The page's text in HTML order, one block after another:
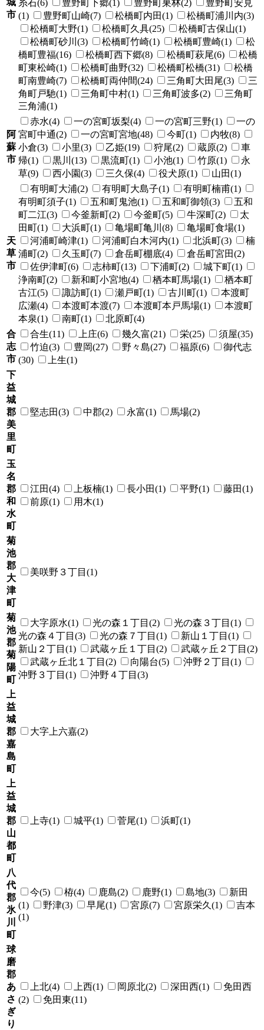
市
糸石(6) 豊野町下郷(1) 豊野町巣林(2)
豊野町安見
(1)
豊野町山崎(7) 松橋町内田(1)
松橋町浦川内(3)
松橋町大野(1)
松橋町久具(25)
松橋町古保山(1)
松橋町砂川(3)
松橋町竹崎(1) 松橋町豊崎(1)
松
橋町豊福(16)
松橋町西下郷(8) 松橋町萩尾(6)
松橋
町東松崎(1)
松橋町曲野(32) 松橋町松橋(31)
松橋
町南豊崎(7)
松橋町両仲間(24) 三角町大田尾(3)
三
角町戸馳(1)
三角町中村(1) 三角町波多(2)
三角町
三角浦(1)
阿
蘇
市
赤水(4) 一の宮町坂梨(4) 一の宮町三野(1)
一の
宮町中通(2)
一の宮町宮地(48) 今町(1)
内牧(8)
小倉(3)
小里(3) 乙姫(19) 狩尾(2) 蔵原(2)
車
帰(1)
黒川(13) 黒流町(1) 小池(1) 竹原(1)
永
草(9)
西小園(3) 三久保(4) 役犬原(1) 山田(1)
天
草
市
有明町大浦(2) 有明町大島子(1)
有明町楠甫(1)
有明町須子(1)
五和町鬼池(1) 五和町御領(3)
五和
町二江(3)
今釜新町(2) 今釜町(5) 牛深町(2)
太
田町(1)
大浜町(1) 亀場町亀川(8)
亀場町食場(1)
河浦町崎津(1)
河浦町白木河内(1) 北浜町(3)
楠
浦町(2)
久玉町(7) 倉岳町棚底(4)
倉岳町宮田(2)
佐伊津町(6)
志柿町(13) 下浦町(2)
城下町(1)
浄南町(2)
新和町小宮地(4) 栖本町馬場(1)
栖本町
古江(5)
諏訪町(1) 瀬戸町(1) 古川町(1)
本渡町
広瀬(4)
本渡町本渡(7) 本渡町本戸馬場(1)
本渡町
本泉(1)
南町(1)
北原町(4)
合
志
市
合生(11) 上庄(6) 幾久富(21) 栄(25)
須屋(35)
竹迫(3)
豊岡(27) 野々島(27) 福原(6)
御代志
(30)
上生(1)
下
益
城
郡
美
里
町
堅志田(3) 中郡(2) 永富(1) 馬場(2)
玉
名
郡
和
水
町
江田(4) 上板楠(1) 長小田(1) 平野(1)
藤田(1)
前原(1)
用木(1)
菊
池
郡
大
津
町
美咲野３丁目(1)
菊
池
郡
菊
陽
町
大字原水(1) 光の森１丁目(2)
光の森３丁目(1)
光の森４丁目(3)
光の森７丁目(1)
新山１丁目(1)
新山２丁目(1)
武蔵ヶ丘１丁目(2)
武蔵ヶ丘２丁目(2)
武蔵ヶ丘北１丁目(2)
向陽台(5)
沖野２丁目(1)
沖野３丁目(1)
沖野４丁目(3)
上
益
城
郡
嘉
島
町
大字上六嘉(2)
上
益
城
郡
山
都
町
上寺(1) 城平(1) 菅尾(1) 浜町(1)
八
代
郡
氷
川
町
今(5) 栫(4) 鹿島(2) 鹿野(1) 島地(3)
新田
(1)
野津(3) 早尾(1) 宮原(7) 宮原栄久(1)
吉本
(1)
球
磨
郡
あ
さ
ぎ
り
上北(4) 上西(1) 岡原北(2) 深田西(1)
免田西
(2)
免田東(11)